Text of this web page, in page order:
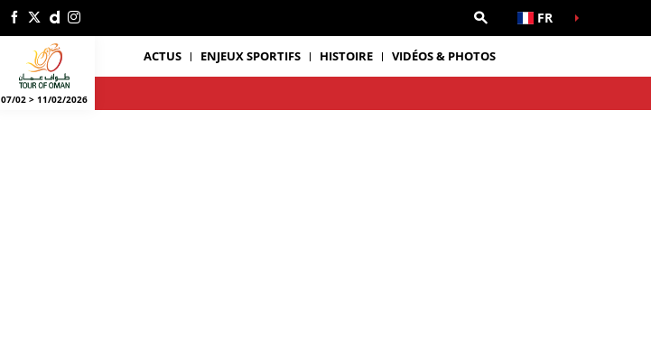
FR
07/02 > 11/02/2026
ACTUS ENJEUX SPORTIFS HISTOIRE VIDÉOS & PHOTOS